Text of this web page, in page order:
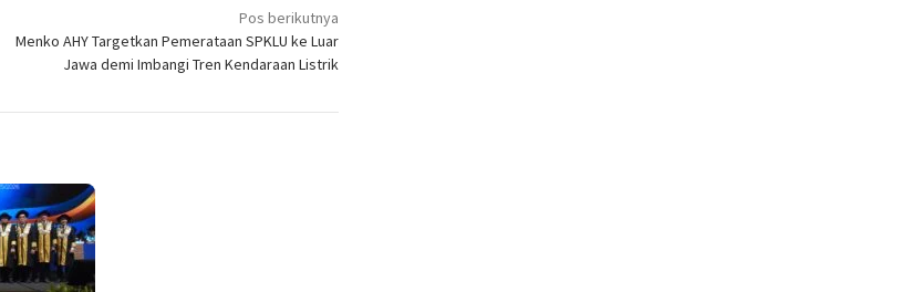
Pos berikutnya
Menko AHY Targetkan Pemerataan SPKLU ke Luar
Jawa demi Imbangi Tren Kendaraan Listrik